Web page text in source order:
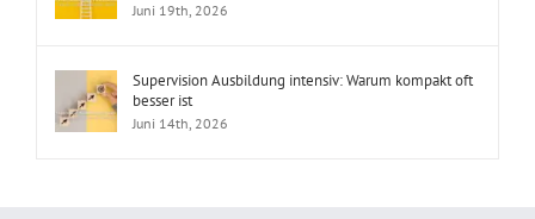
Juni 19th, 2026
Supervision Ausbildung intensiv: Warum kompakt oft
besser ist
Juni 14th, 2026